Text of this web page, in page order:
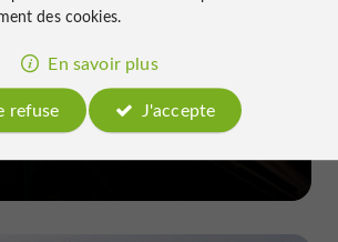
Le Daroles
à Auch
des cookies.
En savoir plus
refuse
J'accepte